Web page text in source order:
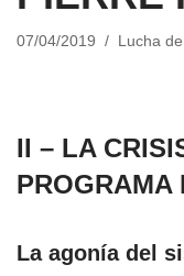
07/04/2019 Lucha
II – LA
PROGRAMA
La agonía del